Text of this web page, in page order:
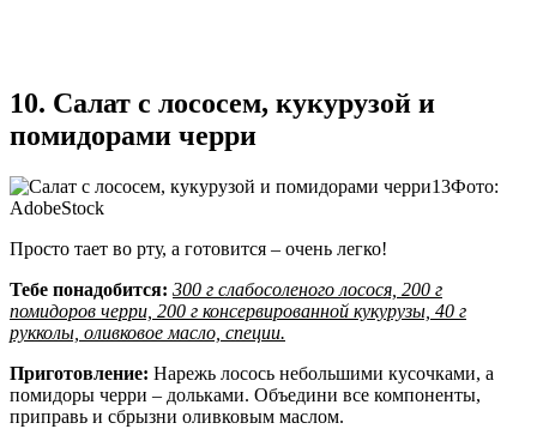
10. Салат с лососем, кукурузой и
помидорами черри
Фото:
AdobeStock
Просто тает во рту, а готовится – очень легко!
Тебе понадобится: 300 г слабосоленого лосося, 200 г
помидоров черри, 200 г консервированной кукурузы, 40 г
рукколы, оливковое масло, специи.
Приготовление: Нарежь лосось небольшими кусочками, а
помидоры черри – дольками. Объедини все компоненты,
приправь и сбрызни оливковым маслом.